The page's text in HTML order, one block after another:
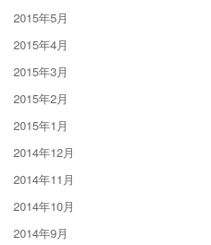
2015年5月
2015年4月
2015年3月
2015年2月
2015年1月
2014年12月
2014年11月
2014年10月
2014年9月